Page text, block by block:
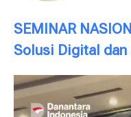
SEMINAR
Solusi Digital dan